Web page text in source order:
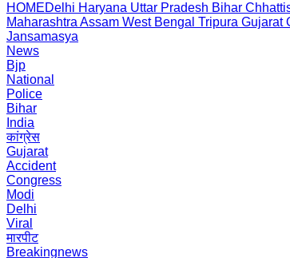
HOMEDelhi Haryana Uttar Pradesh Bihar
Maharashtra Assam West Bengal Tripura Gujarat
Jansamasya
News
Bjp
National
Police
Bihar
India
कांग्रेस
Gujarat
Accident
Congress
Modi
Delhi
Viral
मारपीट
Breakingnews